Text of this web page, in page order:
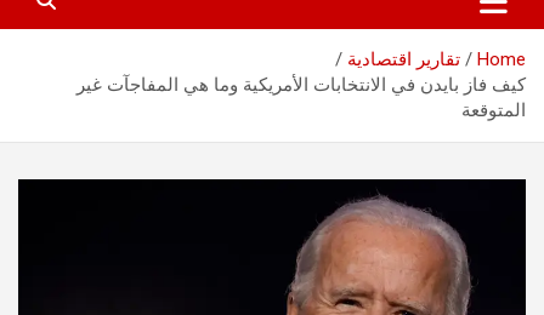
Home
تقارير اقتصادية
كيف فاز بايدن في الانتخابات الأمريكية وما هي المفاجآت غير
المتوقعة